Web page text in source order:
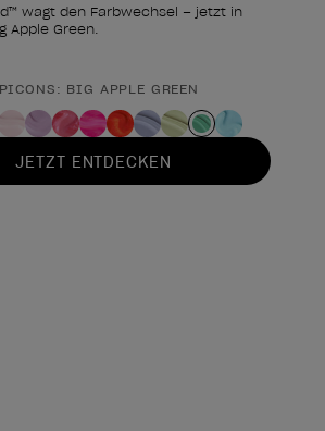
wagt den Farbwechsel – jetzt in
Apple Green.
ProduktsBIG APPLE GREEN
JETZT ENTDECKEN